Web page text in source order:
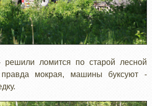
решили ломится по старой лесной
мокрая, машины буксуют -